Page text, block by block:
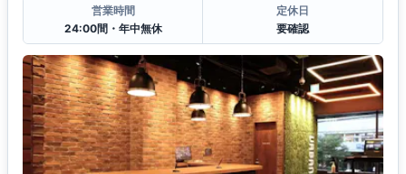
営業時間
24:00間・年中無休
定休日
要確認